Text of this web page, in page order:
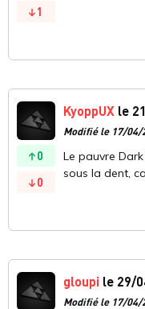
1
0
0
KyoppUX le
Modifié le 17/04/
Le pauvre
sous la dent,
gloupi le 29/
Modifié le 17/04/